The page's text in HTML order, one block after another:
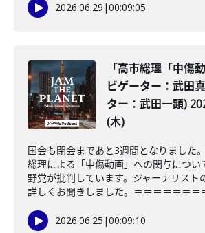
2026.06.29 |00:09:05
「高市総理「中傷
ビゲーター：武田
ター：武田一顕)
(木)
国会も閉会まであと3週間となりました
総理による「中傷動画」への関与につい
野党が批判しています。ジャーナリスト
詳しくお聞きしました。＝＝＝＝＝＝＝
2026.06.25 |00:09:10